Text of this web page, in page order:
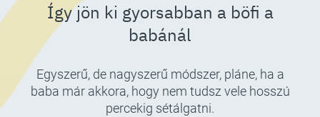
Így jön ki gyorsabban a böfi a
babánál
Egyszerű, de nagyszerű módszer, pláne, ha a
baba már akkora, hogy nem tudsz vele hosszú
percekig sétálgatni.